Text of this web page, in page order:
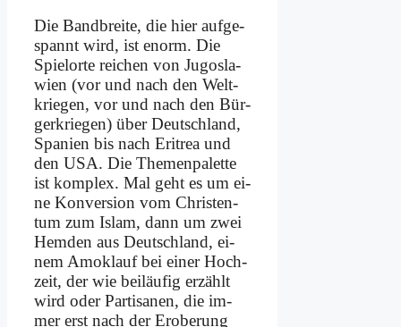
Die Band­brei­te, die hier auf­ge­
spannt wird, ist enorm. Die
Spiel­or­te rei­chen von Ju­go­sla­
wi­en (vor und nach den Welt­
krie­gen, vor und nach den Bür­
ger­krie­gen) über Deutsch­land,
Spa­ni­en bis nach Eri­trea und
den USA. Die The­men­pa­let­te
ist kom­plex. Mal geht es um ei­
ne Kon­ver­si­on vom Chri­sten­
tum zum Is­lam, dann um zwei
Hem­den aus Deutsch­land, ei­
nem Amok­lauf bei ei­ner Hoch­
zeit, der wie bei­läu­fig er­zählt
wird oder Par­ti­sa­nen, die im­
mer erst nach der Er­obe­rung